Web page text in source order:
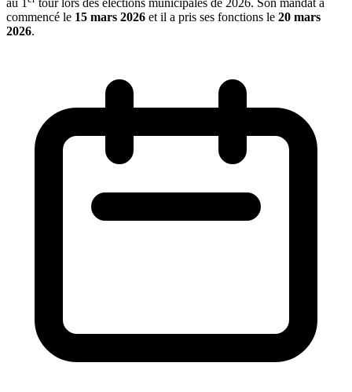
au 1
tour lors des élections municipales de 2026. Son mandat a
commencé le 15 mars 2026 et il a pris ses fonctions le 20 mars
2026.